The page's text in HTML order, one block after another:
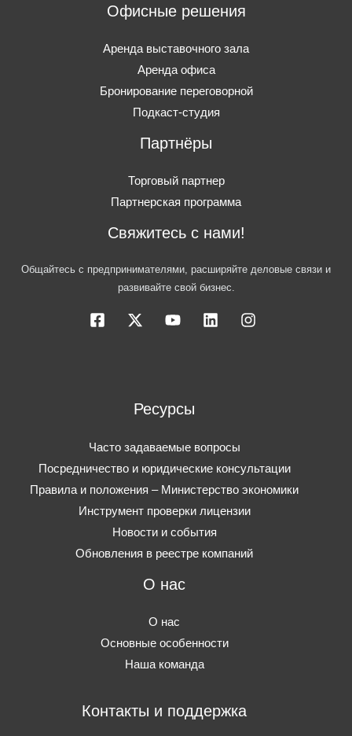
Офисные решения
Аренда выставочного зала
Аренда офиса
Бронирование переговорной
Подкаст-студия
Партнёры
Торговый партнер
Партнерская программа
Свяжитесь с нами!
Общайтесь с предпринимателями, расширяйте деловые связи и
развивайте свой бизнес.
Ресурсы
Часто задаваемые вопросы
Посредничество и юридические консультации
Правила и положения – Министерство экономики
Инструмент проверки лицензии
Новости и события
Обновления в реестре компаний
О нас
О нас
Основные особенности
Наша команда
Контакты и поддержка